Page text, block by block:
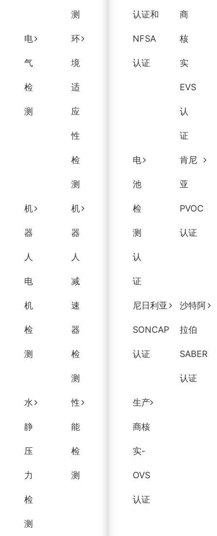
测
电
气
检
测
环
境
适
应
性
检
测
机
器
人
电
机
检
测
机
器
人
减
速
器
检
测
水
静
压
力
检
测
性
能
检
测
认证和
NFSA
认证
商
核
实
EVS
认
证
电
池
检
测
认
证
肯尼
亚
PVOC
认证
尼日利亚
SONCAP
认证
沙特阿
拉伯
SABER
认证
生产
商核
实-
OVS
认证